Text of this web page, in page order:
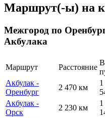
Маршрут(-ы) на
Межгород по
Акбулака
Маршрут Расстояние
Акбулак -
Оренбург
2 470 км
Акбулак -
Орск
2 230 км